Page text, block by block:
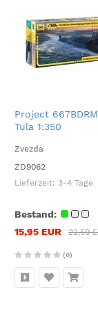
Project
Tula 1:350
Zvezda
ZD9062
Lieferzeit: 3-4 Tage
Bestand:
15,95 EUR
22,50
(0)